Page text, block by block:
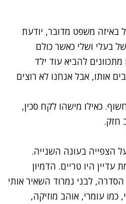
באיזה משפט מדובר, יודעת
בעלי ושלי כאשר כולם
להביא עוד ילד
אותו, אבל אנחנו לא רוצים
כאילו מישהו לקח סכין,
חזק.
הצפייה בעונה השנייה.
היו טריים. הדמיון
הסדרה, לבני נמרוד השאיר אותי
עומרי, אוהב מוזיקה,